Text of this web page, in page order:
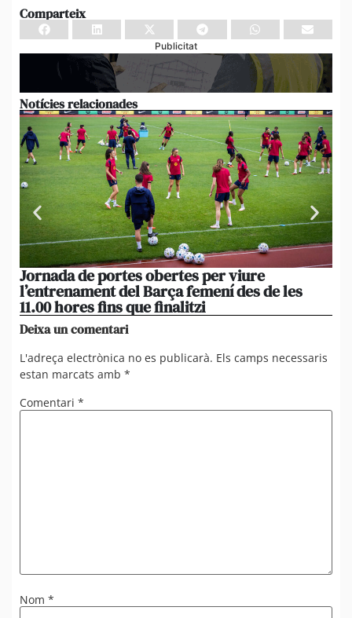
Comparteix
Publicitat
Notícies relacionades
Jornada de portes obertes per viure
l’entrenament del Barça femení des de les
11.00 hores fins que finalitzi
Deixa un comentari
L'adreça electrònica no es publicarà. Els camps necessaris
estan marcats amb *
Comentari *
Nom *